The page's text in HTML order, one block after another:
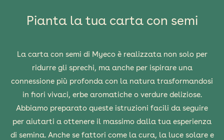
Pianta la tua carta con semi
La carta con semi di Myeco è realizzata non solo per
ridurre gli sprechi, ma anche per ispirare una
connessione più profonda con la natura trasformandosi
in fiori vivaci, erbe aromatiche o verdure deliziose.
Abbiamo preparato queste istruzioni facili da seguire
per aiutarti a ottenere il massimo dalla tua esperienza
di semina. Anche se fattori come la cura, la luce solare e